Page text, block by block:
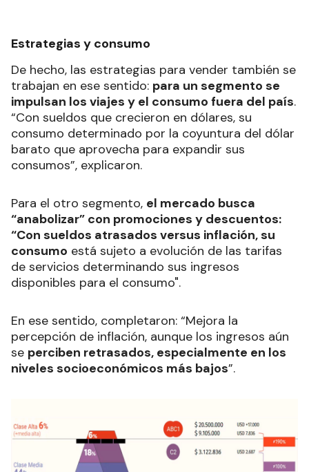
Estrategias y consumo
De hecho, las estrategias para vender también se
trabajan en ese sentido: para un segmento se
impulsan los viajes y el consumo fuera del país.
“Con sueldos que crecieron en dólares, su
consumo determinado por la coyuntura del dólar
barato que aprovecha para expandir sus
consumos”, explicaron.
Para el otro segmento, el mercado busca
“anabolizar” con promociones y descuentos:
“Con sueldos atrasados versus inflación, su
consumo está sujeto a evolución de las tarifas
de servicios determinando sus ingresos
disponibles para el consumo".
En ese sentido, completaron: “Mejora la
percepción de inflación, aunque los ingresos aún
se perciben retrasados, especialmente en los
niveles socioeconómicos más bajos”.